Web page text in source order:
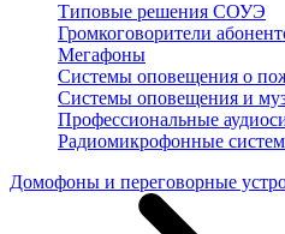
Типовые решения СОУЭ
Громкоговорители
Мегафоны
Системы оповещения о
Системы оповещения и
Профессиональные
Радиомикрофонные
Домофоны и переговорные